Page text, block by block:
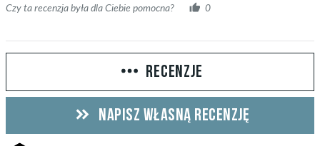
Czy ta recenzja była dla Ciebie pomocna? 0
RECENZJE
NAPISZ WŁASNĄ RECENZJĘ